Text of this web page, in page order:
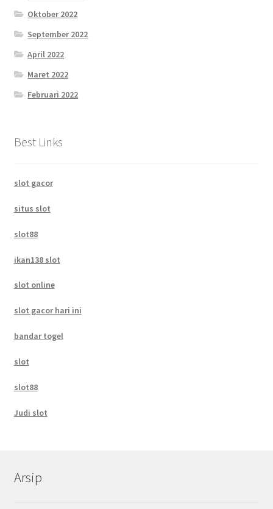
Oktober 2022
September 2022
April 2022
Maret 2022
Februari 2022
Best Links
slot gacor
situs slot
slot88
ikan138 slot
slot online
slot gacor hari ini
bandar togel
slot
slot88
Judi slot
Arsip